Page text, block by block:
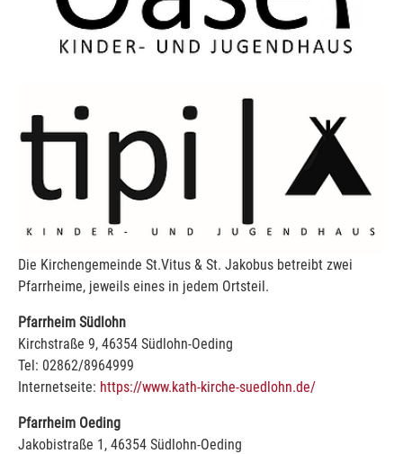
Die Kirchengemeinde St.Vitus & St. Jakobus betreibt zwei
Pfarrheime, jeweils eines in jedem Ortsteil.
Pfarrheim Südlohn
Kirchstraße 9, 46354 Südlohn-Oeding
Tel: 02862/8964999
Internetseite: https://www.kath-kirche-suedlohn.de/
Pfarrheim Oeding
Jakobistraße 1, 46354 Südlohn-Oeding